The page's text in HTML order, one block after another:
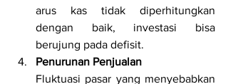
arus kas tidak diperhitungkan
dengan baik, investasi bisa
berujung pada defisit.
Penurunan Penjualan
Fluktuasi pasar yang menyebabkan